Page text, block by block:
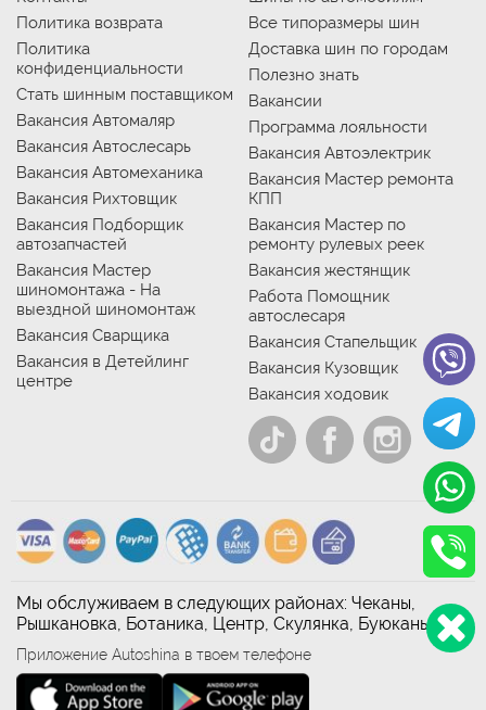
Политика возврата
Политика
конфиденциальности
Стать шинным поставщиком
Вакансия Автомаляр
Вакансия Автослесарь
Вакансия Автомеханика
Вакансия Рихтовщик
Вакансия Подборщик
автозапчастей
Вакансия Мастер
шиномонтажа - На
выездной шиномонтаж
Вакансия Сварщика
Вакансия в Детейлинг
центре
Все типоразмеры шин
Доставка шин по городам
Полезно знать
Вакансии
Программа лояльности
Вакансия Автоэлектрик
Вакансия Мастер ремонта
КПП
Вакансия Мастер по
ремонту рулевых реек
Вакансия жестянщик
Работа Помощник
автослесаря
Вакансия Стапельщик
Вакансия Кузовщик
Вакансия ходовик
Мы обслуживаем в следующих районах: Чеканы,
Рышкановка, Ботаника, Центр, Скулянка, Буюканы
Приложение Autoshina в твоем телефоне